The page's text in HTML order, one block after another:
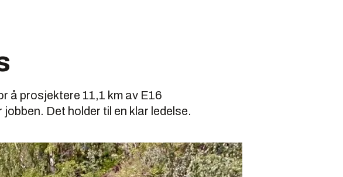
å prosjektere 11,1 km av E16
Det holder til en klar ledelse.